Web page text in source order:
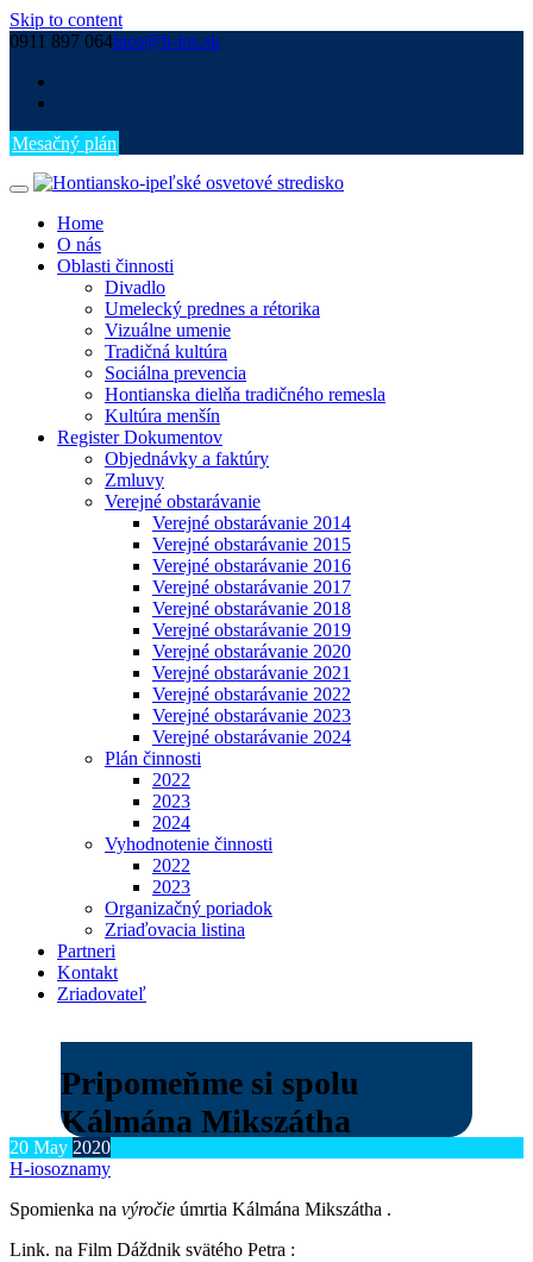
Skip to content
0911 897 064hios@h-ios.sk
Mesačný plán
Home
O nás
Oblasti činnosti
Divadlo
Umelecký prednes a rétorika
Vizuálne umenie
Tradičná kultúra
Sociálna prevencia
Hontianska dielňa tradičného remesla
Kultúra menšín
Register Dokumentov
Objednávky a faktúry
Zmluvy
Verejné obstarávanie
Verejné obstarávanie 2014
Verejné obstarávanie 2015
Verejné obstarávanie 2016
Verejné obstarávanie 2017
Verejné obstarávanie 2018
Verejné obstarávanie 2019
Verejné obstarávanie 2020
Verejné obstarávanie 2021
Verejné obstarávanie 2022
Verejné obstarávanie 2023
Verejné obstarávanie 2024
Plán činnosti
2022
2023
2024
Vyhodnotenie činnosti
2022
2023
Organizačný poriadok
Zriaďovacia listina
Partneri
Kontakt
Zriadovateľ
Pripomeňme si spolu
Kálmána Mikszátha
20 May 2020
H-iosoznamy
Spomienka na výročie úmrtia Kálmána Mikszátha .
Link. na Film Dáždnik svätého Petra :